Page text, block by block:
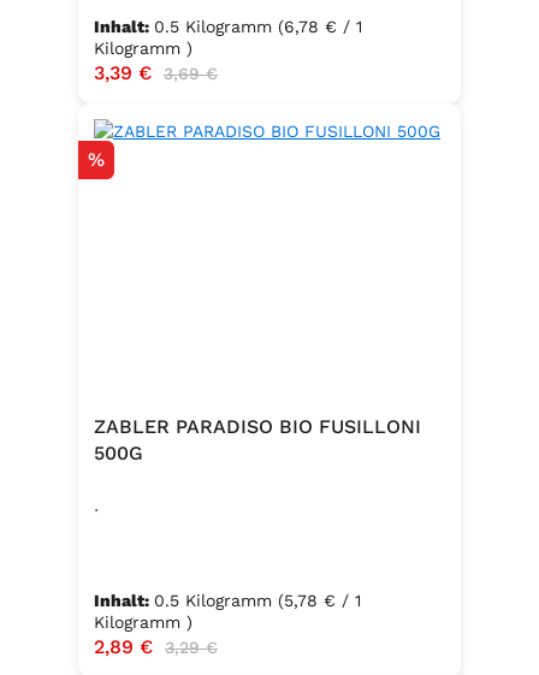
Inhalt: 0.5 Kilogramm (6,78 € / 1
Kilogramm )
Verkaufspreis:
3,39 € Regulärer Preis:
3,69 €
Rabatt
%
ZABLER PARADISO BIO FUSILLONI
500G
.
Inhalt: 0.5 Kilogramm (5,78 € / 1
Kilogramm )
Verkaufspreis:
2,89 € Regulärer Preis:
3,29 €